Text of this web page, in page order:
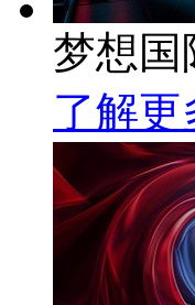
梦想国
了解更